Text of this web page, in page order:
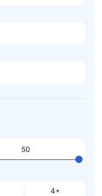
4+